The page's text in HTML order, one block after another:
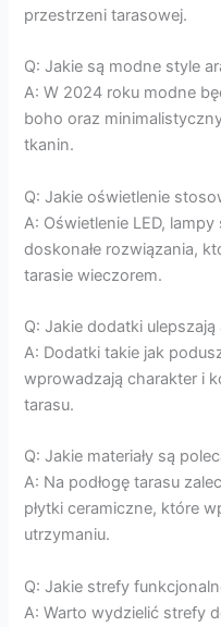
przestrzeni tarasowej.
Q: Jakie są modne style
A: W 2024 roku modne
boho oraz
tkanin.
Q: Jakie oświetlenie
A: Oświetlenie LED,
doskonałe rozwiązania,
tarasie wieczorem.
Q: Jakie dodatki ulepszają
A: Dodatki takie jak
wprowadzają charakter i
tarasu.
Q: Jakie materiały są
A: Na podłogę tarasu
płytki ceramiczne, które
utrzymaniu.
Q: Jakie strefy
A: Warto wydzielić strefy